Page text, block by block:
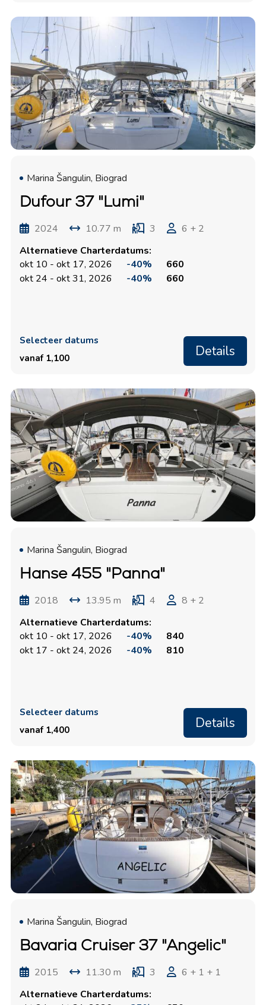
Marina Šangulin, Biograd
Dufour 37 "Lumi"
2024 10.77 m 3
6 + 2
Alternatieve Charterdatums:
okt 10 - okt 17, 2026
-40%
660
okt 24 - okt 31, 2026
-40% 660
Selecteer datums
vanaf 1,100
Details
Marina Šangulin, Biograd
Hanse 455 "Panna"
2018 13.95 m 4
8 + 2
Alternatieve Charterdatums:
okt 10 - okt 17, 2026
-40%
840
okt 17 - okt 24, 2026
-40% 810
Selecteer datums
vanaf 1,400
Details
Marina Šangulin, Biograd
Bavaria Cruiser 37 "Angelic"
2015 11.30 m 3
6 + 1 + 1
Alternatieve Charterdatums: